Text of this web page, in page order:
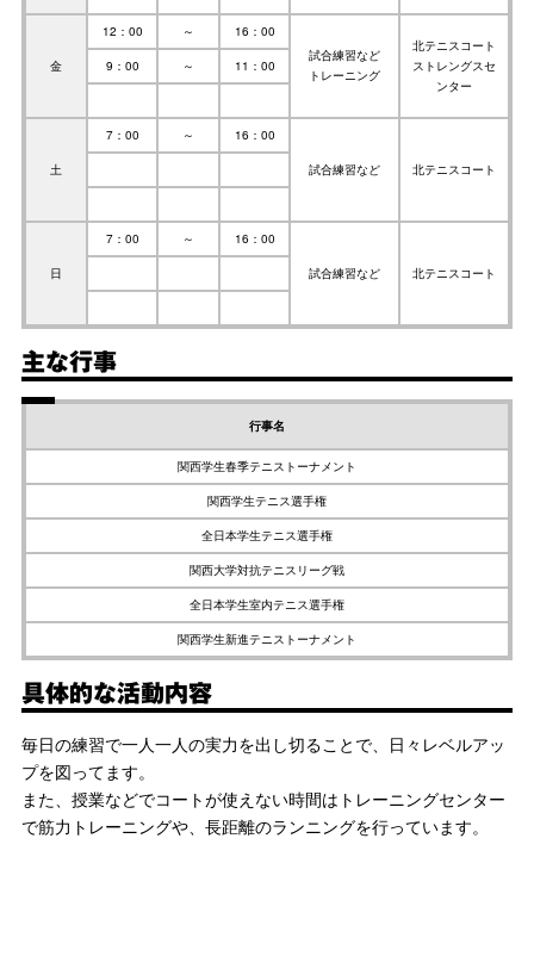
金
12：00 ～
16：00
試合練習など
トレーニング
北テニスコート
ストレングスセ
ンター
9：00 ～ 11：00
土
7：00 ～ 16：00
試合練習など 北テニスコート
日
7：00 ～ 16：00
試合練習など 北テニスコート
主な行事
行事名
関西学生春季テニストーナメント
関西学生テニス選手権
全日本学生テニス選手権
関西大学対抗テニスリーグ戦
全日本学生室内テニス選手権
関西学生新進テニストーナメント
具体的な活動内容
毎日の練習で一人一人の実力を出し切ることで、日々レベルアッ
プを図ってます。
また、授業などでコートが使えない時間はトレーニングセンター
で筋力トレーニングや、長距離のランニングを行っています。